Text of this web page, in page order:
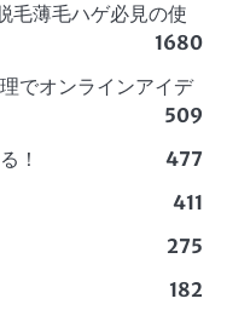
毛薄毛ハゲ必見の使
1680
でオンラインアイデ
509
！
477
411
275
182